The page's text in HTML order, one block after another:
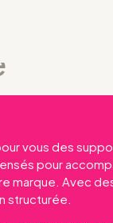
vous des
pour
marque. Avec
structurée.